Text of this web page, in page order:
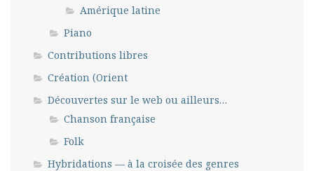
Amérique latine
Piano
Contributions libres
Création (Orient
Découvertes sur le web ou ailleurs…
Chanson française
Folk
Hybridations — à la croisée des genres